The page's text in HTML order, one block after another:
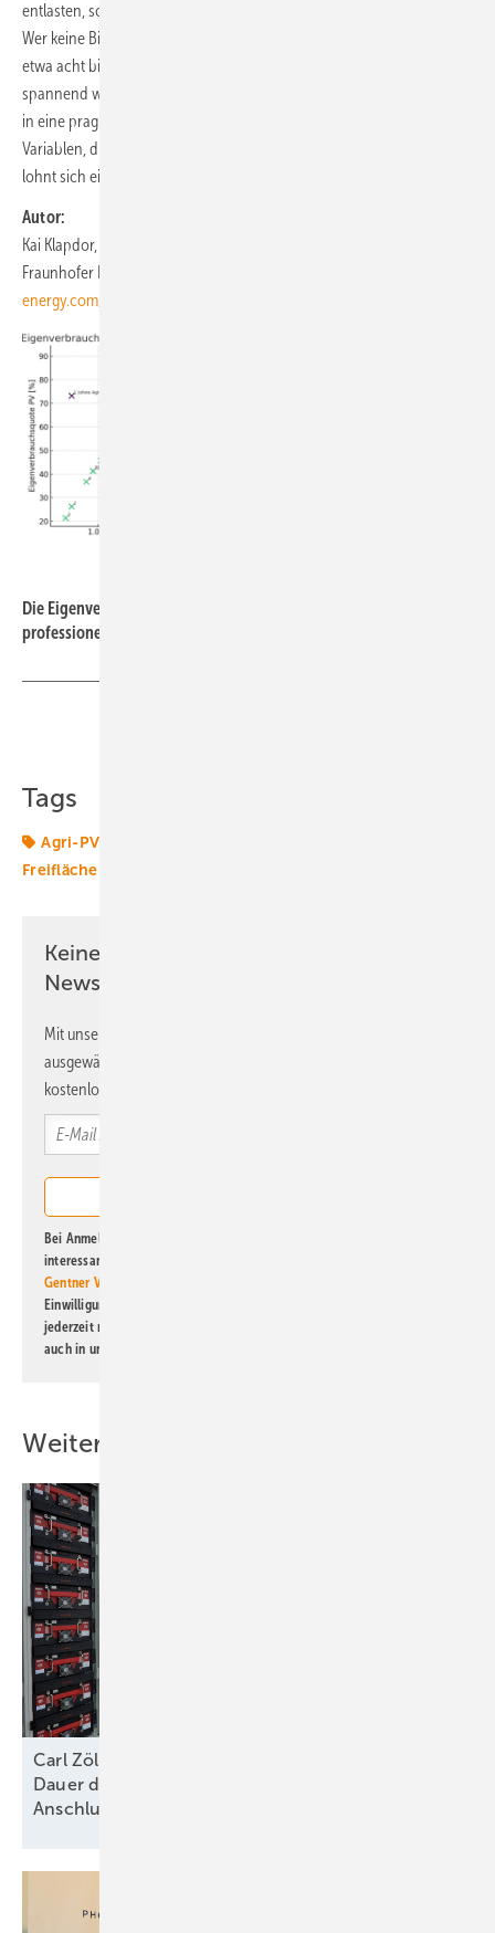
entlasten, sondern sich auch finanziell sehr deutlich lohnen.
Wer keine Biogasanlage betreibt, muss nicht außen vor bleiben: Ab
etwa acht bis neun Hektar kann eine Agri-PV-Anlage wirtschaftlich
spannend werden – hier steigt Diveo gemeinsam mit den Landwirten
in eine pragmatische Projektprüfung ein. In der Praxis gibt es viele
Variablen, die wir in einer halben Stunde einschätzen können. Darum
lohnt sich eine unverbindliche Prüfung eigentlich immer.
Autor:
Kai Klapdor, ­Geschäftsführer der Diveo GmbH, eine Ausgründung des
Fraunhofer ISE. Weitere Infos:
energy.com/termin&emsp
Die Eigenverbrauchsquote hängt von vielen Faktoren ab. Eine
professionelle Prüfung bringt Klarheit.
Tags
Agri-PV
Freiflächen
Keine Zeit? Kein Problem mit dem ERE
Newsletter!
Mit unserem Newsletter erhalten Sie regelmäßig von uns
ausgewählte Informationen und Neuigkeiten, gebündelt und
kostenlos direkt ins Postfach.
Bei Anmeldung zu diesem Newsletter bin ich damit einverstanden, über
interessante Verlags- und Online-Angebote
Gentner Verlag GmbH & Co. KG
Einwilligung kann ich jederzeit widerrufen und eine Abmeldung ist
jederzeit möglich. Informationen zum Umgang mit Daten finden Sie
auch in unserer
Weitere Inhalte
Carl Zöllner von Intilion: „Die größte Hürde ist die
Dauer der Genehmigungs- und
Anschlussverfahren“